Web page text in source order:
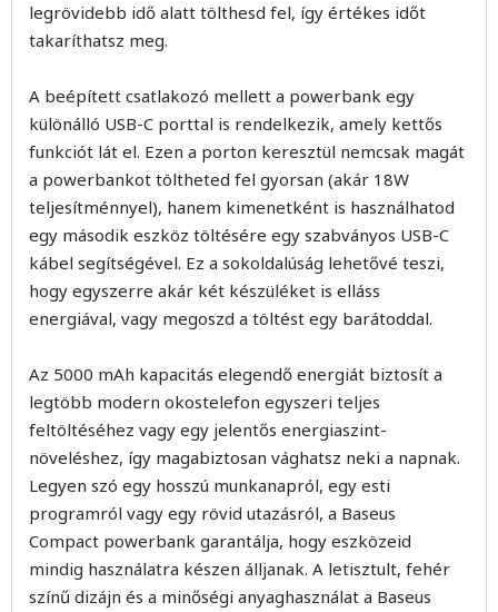
legrövidebb idő alatt tölthesd fel, így értékes időt
takaríthatsz meg.
A beépített csatlakozó mellett a powerbank egy
különálló USB-C porttal is rendelkezik, amely kettős
funkciót lát el. Ezen a porton keresztül nemcsak magát
a powerbankot töltheted fel gyorsan (akár 18W
teljesítménnyel), hanem kimenetként is használhatod
egy második eszköz töltésére egy szabványos USB-C
kábel segítségével. Ez a sokoldalúság lehetővé teszi,
hogy egyszerre akár két készüléket is elláss
energiával, vagy megoszd a töltést egy barátoddal.
Az 5000 mAh kapacitás elegendő energiát biztosít a
legtöbb modern okostelefon egyszeri teljes
feltöltéséhez vagy egy jelentős energiaszint-
növeléshez, így magabiztosan vághatsz neki a napnak.
Legyen szó egy hosszú munkanapról, egy esti
programról vagy egy rövid utazásról, a Baseus
Compact powerbank garantálja, hogy eszközeid
mindig használatra készen álljanak. A letisztult, fehér
színű dizájn és a minőségi anyaghasználat a Baseus